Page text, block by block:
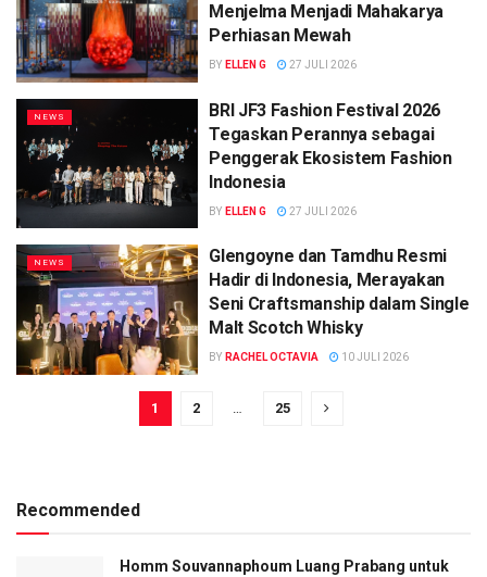
Menjelma Menjadi Mahakarya
Perhiasan Mewah
BY ELLEN G 27 JULI 2026
NEWS
BRI JF3 Fashion Festival 2026
Tegaskan Perannya sebagai
Penggerak Ekosistem Fashion
Indonesia
BY ELLEN G 27 JULI 2026
NEWS
Glengoyne dan Tamdhu Resmi
Hadir di Indonesia, Merayakan
Seni Craftsmanship dalam Single
Malt Scotch Whisky
BY RACHEL OCTAVIA 10 JULI 2026
1 2 25
Recommended
Homm Souvannaphoum Luang Prabang untuk